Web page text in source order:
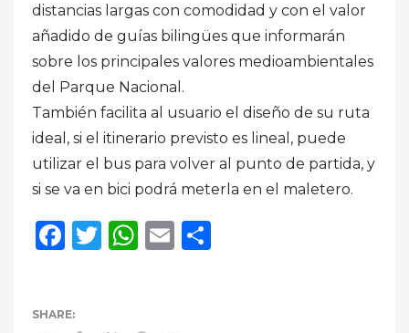
distancias largas con comodidad y con el valor
añadido de guías bilingües que informarán
sobre los principales valores medioambientales
del Parque Nacional.
También facilita al usuario el diseño de su ruta
ideal, si el itinerario previsto es lineal, puede
utilizar el bus para volver al punto de partida, y
si se va en bici podrá meterla en el maletero.
Facebook
Twitter
WhatsApp
Email